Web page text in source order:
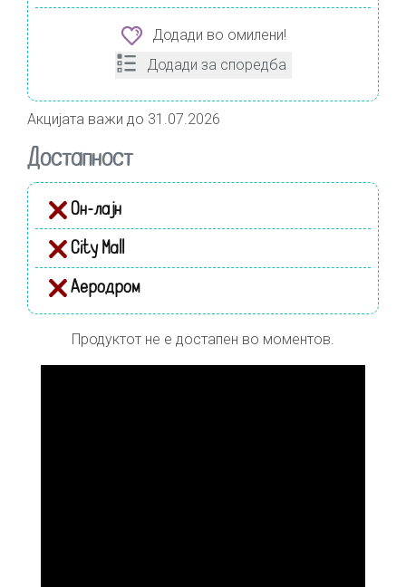
Додади во омилени!
Додади за споредба
Акцијата важи до 31.07.2026
Достапност
Он-лајн
City Mall
Аеродром
Продуктот не е достапен во моментов.